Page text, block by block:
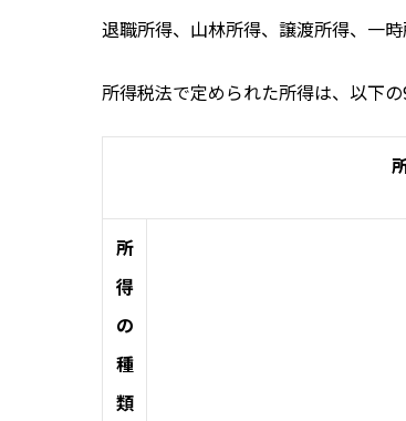
退職所得、山林所得、譲渡所得、一
所得税法で定められた所得は、以下の
所
得
の
種
類